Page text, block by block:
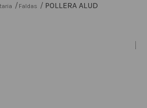
Faldas POLLERA ALUD